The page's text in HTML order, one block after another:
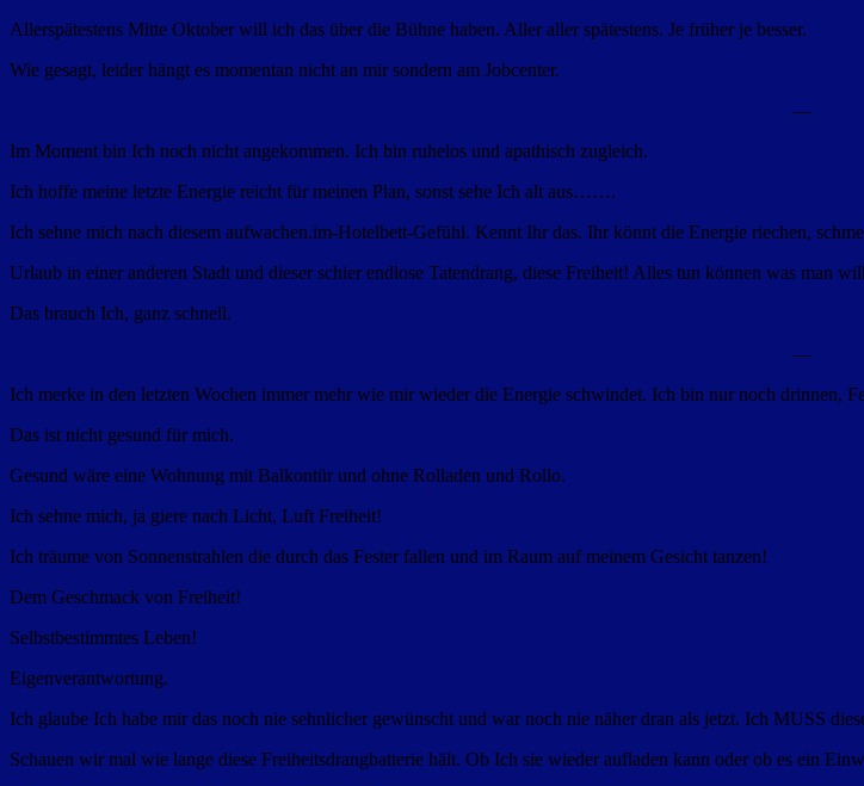
Allerspätestens Mitte Oktober will ich das über die Bühne haben. Aller aller spätestens. Je früher je besser.
Wie gesagt, leider hängt es momentan nicht an mir sondern am Jobcenter.
—
Im Moment bin Ich noch nicht angekommen. Ich bin ruhelos und apathisch zugleich.
Ich hoffe meine letzte Energie reicht für meinen Plan, sonst sehe Ich alt aus…….
Ich sehne mich nach diesem aufwachen.im-Hotelbett-Gefühl. Kennt Ihr das. Ihr könnt die Energie riechen,
Urlaub in einer anderen Stadt und dieser schier endlose Tatendrang, diese Freiheit! Alles tun können was man
Das brauch Ich, ganz schnell.
—
Ich merke in den letzten Wochen immer mehr wie mir wieder die Energie schwindet. Ich bin nur noch drinnen,
Das ist nicht gesund für mich.
Gesund wäre eine Wohnung mit Balkontür und ohne Rolladen und Rollo.
Ich sehne mich, ja giere nach Licht, Luft Freiheit!
Ich träume von Sonnenstrahlen die durch das Fester fallen und im Raum auf meinem Gesicht tanzen!
Dem Geschmack von Freiheit!
Selbstbestimmtes Leben!
Eigenverantwortung.
Ich glaube Ich habe mir das noch nie sehnlicher gewünscht und war noch nie näher dran als jetzt. Ich MUSS
Schauen wir mal wie lange diese Freiheitsdrangbatterie hält. Ob Ich sie wieder aufladen kann oder ob es ein